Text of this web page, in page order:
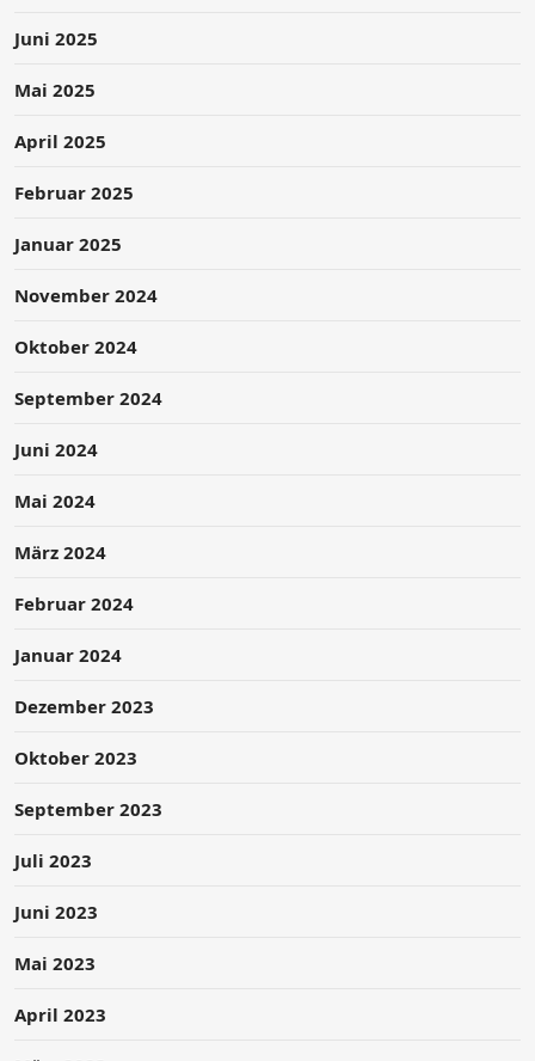
Juni 2025
Mai 2025
April 2025
Februar 2025
Januar 2025
November 2024
Oktober 2024
September 2024
Juni 2024
Mai 2024
März 2024
Februar 2024
Januar 2024
Dezember 2023
Oktober 2023
September 2023
Juli 2023
Juni 2023
Mai 2023
April 2023